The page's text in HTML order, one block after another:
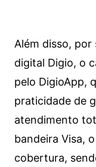
Além disso,
digital Digio, o
pelo DigioApp,
praticidade de
atendimento
bandeira Visa,
cobertura,